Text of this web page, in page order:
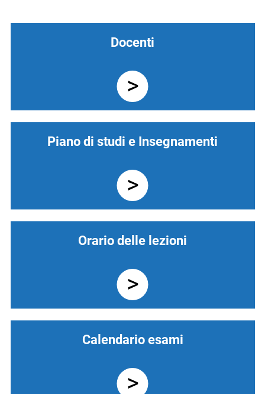
Docenti
Piano di studi e Insegnamenti
Orario delle lezioni
Calendario esami